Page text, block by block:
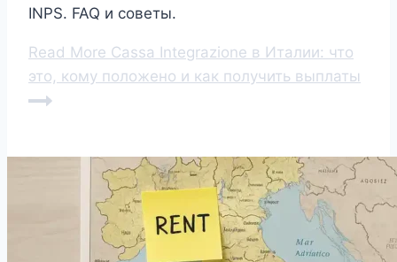
INPS. FAQ и советы.
Read More Cassa Integrazione в Италии: что
это, кому положено и как получить выплаты